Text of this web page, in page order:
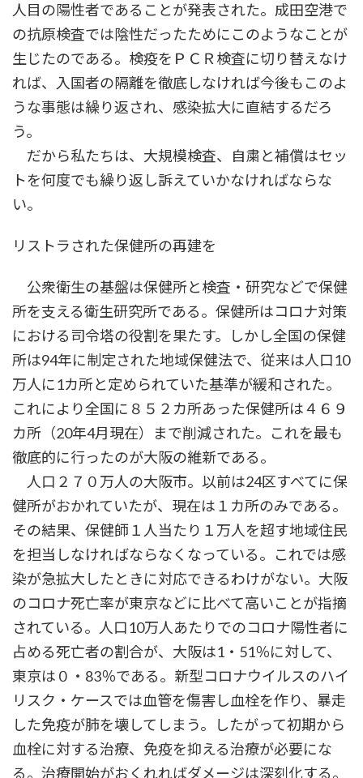
人目の陽性者であることが発表された。成田空港で
の抗原検査では陰性だったためにこのようなことが
生じたのである。検疫をＰＣＲ検査に切り替えなけ
れば、入国者の隔離を徹底しなければ今後もこのよ
うな事態は繰り返され、感染拡大に直結するだろ
う。
だから私たちは、大規模検査、自粛と補償はセッ
トを何度でも繰り返し訴えていかなければならな
い。
リストラされた保健所の再建を
公衆衛生の基盤は保健所と検査・研究などで保健
所を支える衛生研究所である。保健所はコロナ対策
における司令塔の役割を果たす。しかし全国の保健
所は94年に制定された地域保健法で、従来は人口10
万人に1カ所と定められていた基準が緩和された。
これにより全国に８５２カ所あった保健所は４６９
カ所（20年4月現在）まで削減された。これを最も
徹底的に行ったのが大阪の維新である。
人口２７０万人の大阪市。以前は24区すべてに保
健所がおかれていたが、現在は１カ所のみである。
その結果、保健師１人当たり１万人を超す地域住民
を担当しなければならなくなっている。これでは感
染が急拡大したときに対応できるわけがない。大阪
のコロナ死亡率が東京などに比べて高いことが指摘
されている。人口10万人あたりでのコロナ陽性者に
占める死亡者の割合が、大阪は1・51％に対して、
東京は０・83％である。新型コロナウイルスのハイ
リスク・ケースでは血管を傷害し血栓を作り、暴走
した免疫が肺を壊してしまう。したがって初期から
血栓に対する治療、免疫を抑える治療が必要にな
る。治療開始がおくれればダメージは深刻化する。